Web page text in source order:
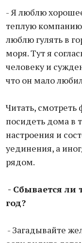
- Я люблю
теплую
люблю гулять в
моря. Тут я
человеку и
что он мало
Читать,
посидеть дома в
настроения и
уединения, а
рядом.
- Сбывается ли
год?
- Загадывайте